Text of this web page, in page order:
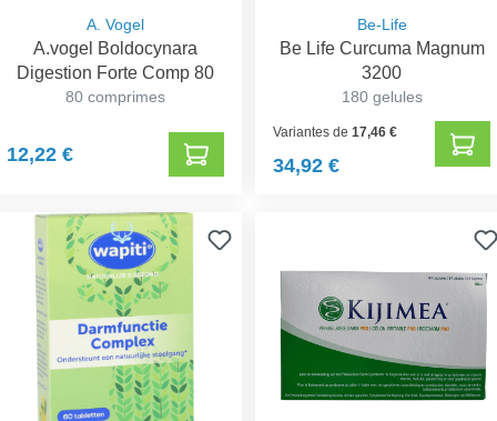
A. Vogel
A.vogel Boldocynara
Digestion Forte Comp 80
80 comprimes
12,22 €
Be-Life
Be Life Curcuma Magnum
3200
180 gelules
Variantes de17,46 €
34,92 €